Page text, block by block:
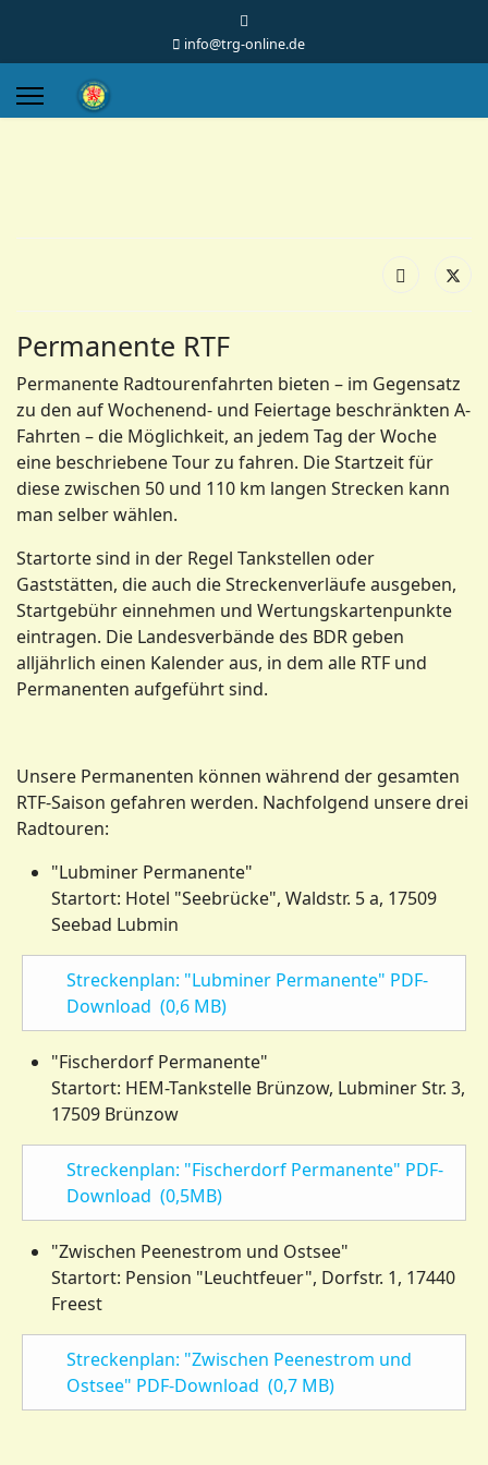
info@trg-online.de
Permanente RTF
Permanente Radtourenfahrten bieten – im Gegensatz
zu den auf Wochenend- und Feiertage beschränkten A-
Fahrten – die Möglichkeit, an jedem Tag der Woche
eine beschriebene Tour zu fahren. Die Startzeit für
diese zwischen 50 und 110 km langen Strecken kann
man selber wählen.
Startorte sind in der Regel Tankstellen oder
Gaststätten, die auch die Streckenverläufe ausgeben,
Startgebühr einnehmen und Wertungskartenpunkte
eintragen. Die Landesverbände des BDR geben
alljährlich einen Kalender aus, in dem alle RTF und
Permanenten aufgeführt sind.
Unsere Permanenten können während der gesamten
RTF-Saison gefahren werden. Nachfolgend unsere drei
Radtouren:
"Lubminer Permanente"
Startort: Hotel "Seebrücke", Waldstr. 5 a, 17509
Seebad Lubmin
Streckenplan: "Lubminer Permanente" PDF-
Download (0,6 MB)
"Fischerdorf Permanente"
Startort: HEM-Tankstelle Brünzow, Lubminer Str. 3,
17509 Brünzow
Streckenplan: "Fischerdorf Permanente" PDF-
Download (0,5MB)
"Zwischen Peenestrom und Ostsee"
Startort: Pension "Leuchtfeuer", Dorfstr. 1, 17440
Freest
Streckenplan: "Zwischen Peenestrom und
Ostsee" PDF-Download (0,7 MB)